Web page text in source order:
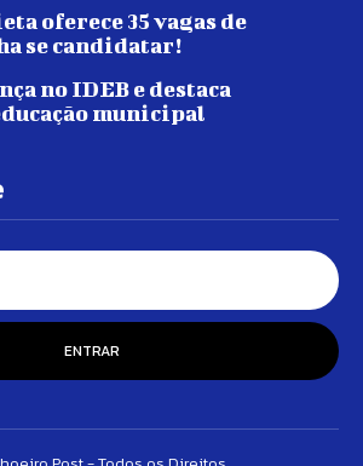
oferece 35 vagas de
se candidatar!
no IDEB e destaca
municipal
ENTRAR